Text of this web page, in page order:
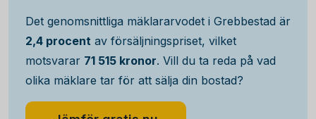
Det genomsnittliga mäklararvodet i Grebbestad är
2,4 procent av försäljningspriset, vilket
motsvarar 71 515 kronor. Vill du ta reda på vad
olika mäklare tar för att sälja din bostad?